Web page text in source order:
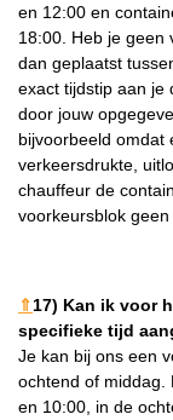
en 12:00 en
18:00. Heb je geen
dan geplaatst
exact tijdstip aan je
door jouw
bijvoorbeeld omdat
verkeersdrukte,
chauffeur de
voorkeursblok geen
⇑17) Kan ik voor
specifieke tijd
Je kan bij ons een
ochtend of middag.
en 10:00, in de